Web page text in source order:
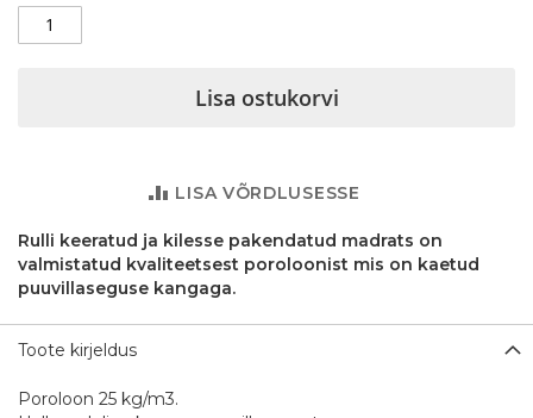
Lisa ostukorvi
LISA VÕRDLUSESSE
Rulli keeratud ja kilesse pakendatud madrats on
valmistatud kvaliteetsest poroloonist mis on kaetud
puuvillaseguse kangaga.
Toote kirjeldus
Poroloon 25 kg/m3.